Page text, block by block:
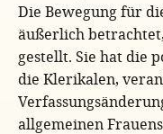
Die Bewegung für
äußerlich
gestellt. Sie hat die
die Klerikalen,
allgemeinen